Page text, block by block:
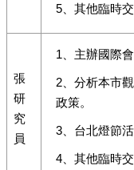
5、其他臨時交
張
研
究
員
1、主辦國際
2、分析本市
政策。
3、台北燈節
4、其他臨時交